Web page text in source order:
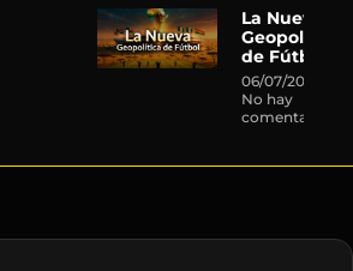
La Nueva
Geopolítica
de Fútbol
06/07/2026
No hay
comentarios